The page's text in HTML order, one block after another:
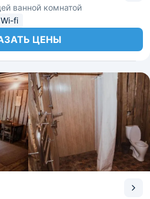
ванной комнатой
fi
ЦЕНЫ